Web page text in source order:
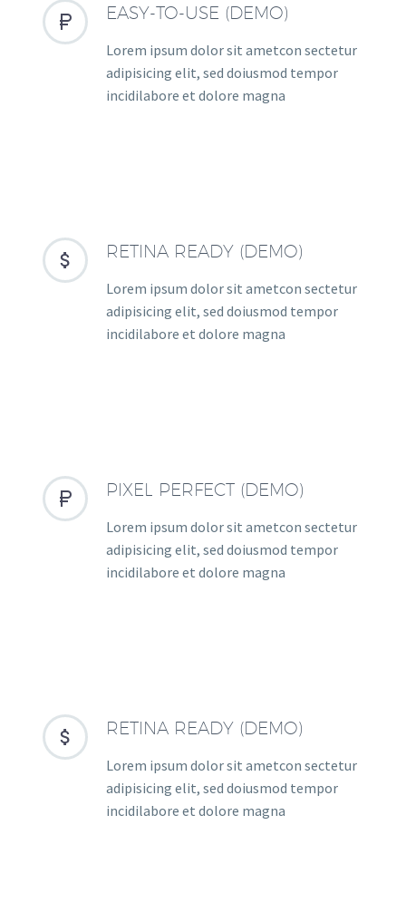

 EASY-TO-USE (DEMO)
Lorem ipsum dolor sit ametcon sectetur
adipisicing elit, sed doiusmod tempor
incidilabore et dolore magna

 RETINA READY (DEMO)
Lorem ipsum dolor sit ametcon sectetur
adipisicing elit, sed doiusmod tempor
incidilabore et dolore magna

 PIXEL PERFECT (DEMO)
Lorem ipsum dolor sit ametcon sectetur
adipisicing elit, sed doiusmod tempor
incidilabore et dolore magna

 RETINA READY (DEMO)
Lorem ipsum dolor sit ametcon sectetur
adipisicing elit, sed doiusmod tempor
incidilabore et dolore magna